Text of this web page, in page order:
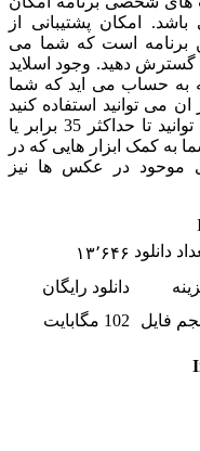
پشتیبانی از
است که شما می
وجود اسلاید
می اید که شما
استفاده کنید
.شما به کمک ابزار زوم این برنامه می توانید تا حداکثر 35 برابر یا
ابزار هایی که در
در عکس ها نیز
۱۳٬۶۴۶
دانلود رایگان
102 مگابایت